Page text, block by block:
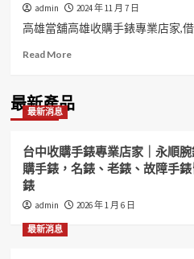
admin 2024 年 11 月 7 日
高雄當舖高雄收購手錶專業店家,
Read MoreRead
高
雄
舖
高
雄
購
最新產品
最新消息
台中收購手錶專業店家｜永順
購手錶，名錶、老錶、故障手
錶
admin 2026 年 1 月 6 日
最新消息